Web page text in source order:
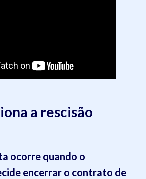
a rescisão
ocorre quando o
encerrar o contrato de